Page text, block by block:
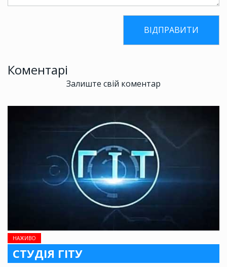
НАЖИВО
СТУДІЯ ГІТУ
Коментарі
Залиште свій коментар